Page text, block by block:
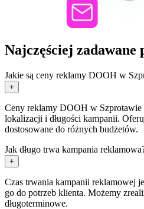
Najczęściej zadawane
Jakie są ceny reklamy DOOH w
+
Ceny reklamy DOOH w Szprotawie
lokalizacji i długości kampanii.
dostosowane do różnych budżetów.
Jak długo trwa kampania
+
Czas trwania kampanii reklamowej
go do potrzeb klienta. Możemy
długoterminowe.